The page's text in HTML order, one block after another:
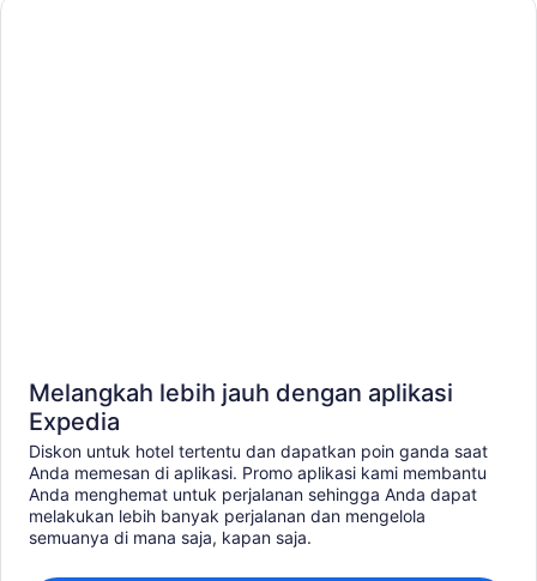
Melangkah lebih jauh dengan aplikasi
Expedia
Diskon untuk hotel tertentu dan dapatkan poin ganda saat
Anda memesan di aplikasi. Promo aplikasi kami membantu
Anda menghemat untuk perjalanan sehingga Anda dapat
melakukan lebih banyak perjalanan dan mengelola
semuanya di mana saja, kapan saja.